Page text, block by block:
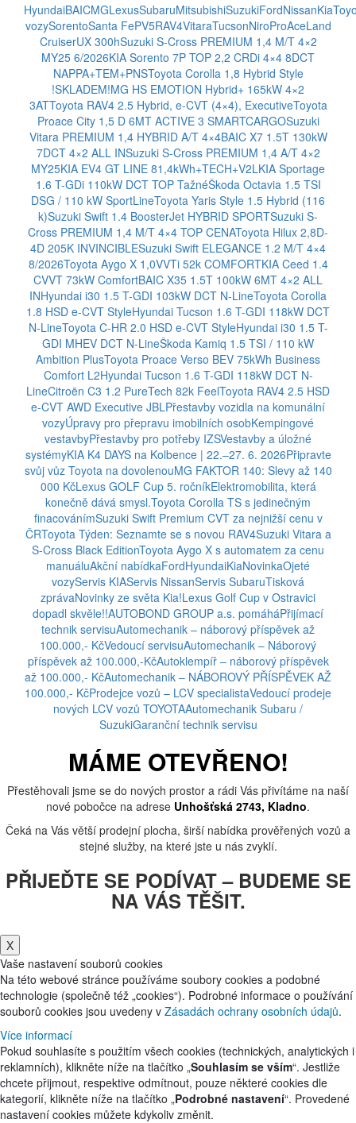
HyundaiBAICMGLexusSubaruMitsubishiSuzukiFordNissanKia
vozySorentoSanta FePV5RAV4VitaraTucsonNiroProAceLand
CruiserUX 300hSuzuki S-Cross PREMIUM 1,4 M/T 4×2
MY25 6/2026KIA Sorento 7P TOP 2,2 CRDi 4×4 8DCT
NAPPA+TEM+PNSToyota Corolla 1,8 Hybrid Style
!SKLADEM!MG HS EMOTION Hybrid+ 165kW 4×2
3ATToyota RAV4 2.5 Hybrid, e-CVT (4×4), ExecutiveToyota
Proace City 1,5 D 6MT ACTIVE 3 SMARTCARGOSuzuki
Vitara PREMIUM 1,4 HYBRID A/T 4×4BAIC X7 1.5T 130kW
7DCT 4×2 ALL INSuzuki S-Cross PREMIUM 1,4 A/T 4×2
MY25KIA EV4 GT LINE 81,4kWh+TECH+V2LKIA Sportage
1.6 T-GDi 110kW DCT TOP TažnéŠkoda Octavia 1.5 TSI
DSG / 110 kW SportLineToyota Yaris Style 1.5 Hybrid (116
k)Suzuki Swift 1.4 BoosterJet HYBRID SPORTSuzuki S-
Cross PREMIUM 1,4 M/T 4×4 TOP CENAToyota Hilux 2,8D-
4D 205K INVINCIBLESuzuki Swift ELEGANCE 1.2 M/T 4×4
8/2026Toyota Aygo X 1,0VVTi 52k COMFORTKIA Ceed 1.4
CVVT 73kW ComfortBAIC X35 1.5T 100kW 6MT 4×2 ALL
INHyundai i30 1.5 T-GDI 103kW DCT N-LineToyota Corolla
1.8 HSD e-CVT StyleHyundai Tucson 1.6 T-GDI 118kW DCT
N-LineToyota C-HR 2.0 HSD e-CVT StyleHyundai i30 1.5 T-
GDI MHEV DCT N-LineŠkoda Kamiq 1.5 TSI / 110 kW
Ambition PlusToyota Proace Verso BEV 75kWh Business
Comfort L2Hyundai Tucson 1.6 T-GDI 118kW DCT N-
LineCitroën C3 1.2 PureTech 82k FeelToyota RAV4 2.5 HSD
e-CVT AWD Executive JBLPřestavby vozidla na komunální
vozyÚpravy pro přepravu imobilních osobKempingové
vestavbyPřestavby pro potřeby IZSVestavby a úložné
systémyKIA K4 DAYS na Kolbence | 22.–27. 6. 2026Připravte
svůj vůz Toyota na dovolenouMG FAKTOR 140: Slevy až 140
000 KčLexus GOLF Cup 5. ročníkElektromobilita, která
konečně dává smysl.Toyota Corolla TS s jedinečným
finacovánímSuzuki Swift Premium CVT za nejnižší cenu v
ČRToyota Týden: Seznamte se s novou RAV4Suzuki Vitara a
S-Cross Black EditionToyota Aygo X s automatem za cenu
manuáluAkční nabídkaFordHyundaiKiaNovinkaOjeté
vozyServis KIAServis NissanServis SubaruTisková
zprávaNovinky ze světa Kia!Lexus Golf Cup v Ostravici
dopadl skvěle!!AUTOBOND GROUP a.s. pomáháPřijímací
technik servisuAutomechanik – náborový příspěvek až
100.000,- KčVedoucí servisuAutomechanik – Náborový
příspěvek až 100.000,-KčAutoklempíř – náborový příspěvek
až 100.000,- KčAutomechanik – NÁBOROVÝ PŘÍSPĚVEK AŽ
100.000,- KčProdejce vozů – LCV specialistaVedoucí prodeje
nových LCV vozů TOYOTAAutomechanik Subaru /
SuzukiGaranční technik servisu
MÁME OTEVŘENO!
Přestěhovali jsme se do nových prostor a rádi Vás přivítáme na naší
nové pobočce na adrese Unhošťská 2743, Kladno.
Čeká na Vás větší prodejní plocha, širší nabídka prověřených vozů a
stejné služby, na které jste u nás zvyklí.
PŘIJEĎTE SE PODÍVAT – BUDEME SE
NA VÁS TĚŠIT.
X
Vaše nastavení souborů cookies
Na této webové stránce používáme soubory cookies a podobné
technologie (společně též „cookies“). Podrobné informace o používání
souborů cookies jsou uvedeny v Zásadách ochrany osobních údajů.
Více informací
Pokud souhlasíte s použitím všech cookies (technických, analytických i
reklamních), klikněte níže na tlačítko „Souhlasím se vším“. Jestliže
chcete přijmout, respektive odmítnout, pouze některé cookies dle
kategorií, klikněte níže na tlačítko „Podrobné nastavení“. Provedené
nastavení cookies můžete kdykoliv změnit.